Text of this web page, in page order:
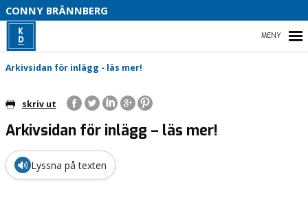
CONNY BRÄNNBERG
HEM
DETTA ÄR JAG !
OM KRISTDEMOKRATERNA
Arkivsidan för inlägg - läs mer!
skriv ut
Arkivsidan för inlägg – läs mer!
🔊 Lyssna på texten